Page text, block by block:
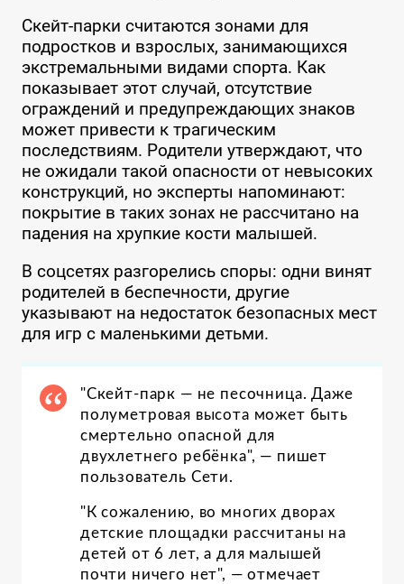
Скейт-парки считаются зонами для
подростков и взрослых, занимающихся
экстремальными видами спорта. Как
показывает этот случай, отсутствие
ограждений и предупреждающих знаков
может привести к трагическим
последствиям. Родители утверждают, что
не ожидали такой опасности от невысоких
конструкций, но эксперты напоминают:
покрытие в таких зонах не рассчитано на
падения на хрупкие кости малышей.
В соцсетях разгорелись споры: одни винят
родителей в беспечности, другие
указывают на недостаток безопасных мест
для игр с маленькими детьми.
"Скейт-парк — не песочница. Даже
полуметровая высота может быть
смертельно опасной для
двухлетнего ребёнка", — пишет
пользователь Сети.
"К сожалению, во многих дворах
детские площадки рассчитаны на
детей от 6 лет, а для малышей
почти ничего нет", — отмечает